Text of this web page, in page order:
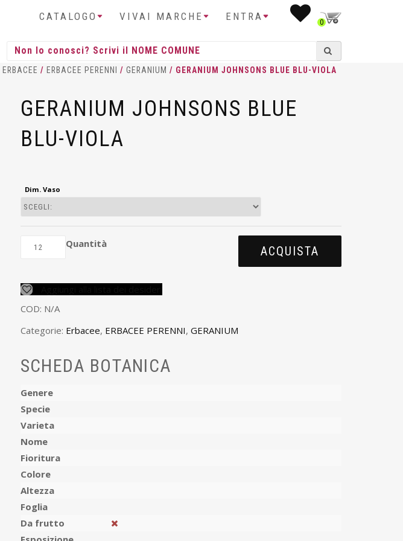
CATALOGO VIVAI MARCHE ENTRA 0
ERBACEE / ERBACEE PERENNI / GERANIUM / GERANIUM JOHNSONS BLUE BLU-VIOLA
GERANIUM JOHNSONS BLUE
BLU-VIOLA
Dim. Vaso
Quantità
ACQUISTA
COD: N/A
Categorie: Erbacee, ERBACEE PERENNI, GERANIUM
SCHEDA BOTANICA
Genere
Specie
Varieta
Nome
Fioritura
Colore
Altezza
Foglia
Da frutto